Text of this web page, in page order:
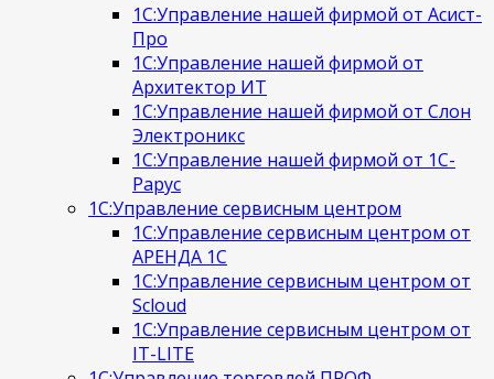
1С:Управление нашей фирмой от Асист-
Про
1С:Управление нашей фирмой от
Архитектор ИТ
1С:Управление нашей фирмой от Слон
Электроникс
1С:Управление нашей фирмой от 1С-
Рарус
1С:Управление сервисным центром
1С:Управление сервисным центром от
АРЕНДА 1С
1С:Управление сервисным центром от
Scloud
1С:Управление сервисным центром от
IT-LITE